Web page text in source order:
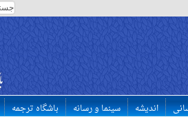
اندیشه سینما و رسانه باشگاه ترجمه